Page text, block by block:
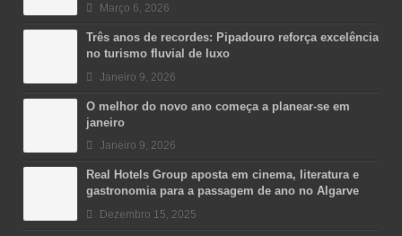
Março 6, 2026
Três anos de recordes: Pipadouro reforça excelência
no turismo fluvial de luxo
Janeiro 9, 2026
O melhor do novo ano começa a planear-se em
janeiro
Janeiro 9, 2026
Real Hotels Group aposta em cinema, literatura e
gastronomia para a passagem de ano no Algarve
Dezembro 15, 2025